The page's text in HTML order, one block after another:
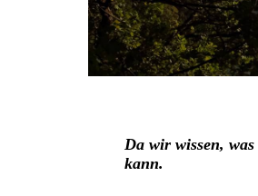
Da wir wissen,
kann.